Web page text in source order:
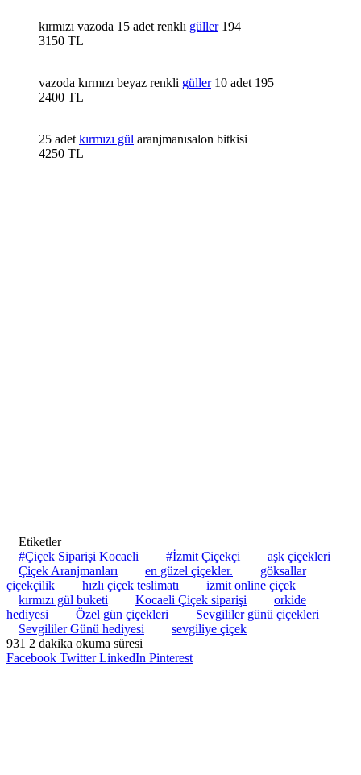
kırmızı vazoda 15 adet renklı güller194
3150 TL
vazoda kırmızı beyaz renkli güller10 adet 195
2400 TL
25 adet kırmızı gül aranjmanısalon bitkisi
4250 TL
Etiketler
#Çiçek Siparişi Kocaeli
#İzmit Çiçekçi
aşk çiçekleri
Çiçek Aranjmanları
en güzel çiçekler.
göksallar
çiçekçilik
hızlı çiçek teslimatı
izmit online çiçek
kırmızı gül buketi
Kocaeli Çiçek siparişi
orkide
hediyesi
Özel gün çiçekleri
Sevgililer günü çiçekleri
Sevgililer Günü hediyesi
sevgiliye çiçek
931 2 dakika okuma süresi
Facebook Twitter LinkedIn Pinterest